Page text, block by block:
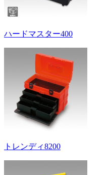
ハードマスター400
トレンディ8200